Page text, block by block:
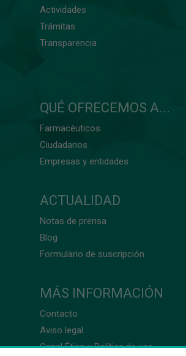
Actividades
Trámitas
Transparencia
QUÉ OFRECEMOS A...
Farmacéuticos
Ciudadanos
Empresas y entidades
ACTUALIDAD
Notas de prensa
Blog
Formulario de suscripción
MÁS INFORMACIÓN
Contacto
Aviso legal
Canal Ético y Política de uso